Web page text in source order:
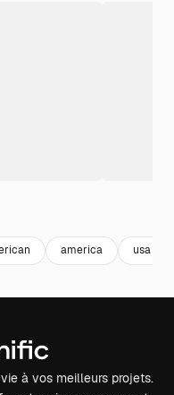
america usa
à vos meilleurs projets.